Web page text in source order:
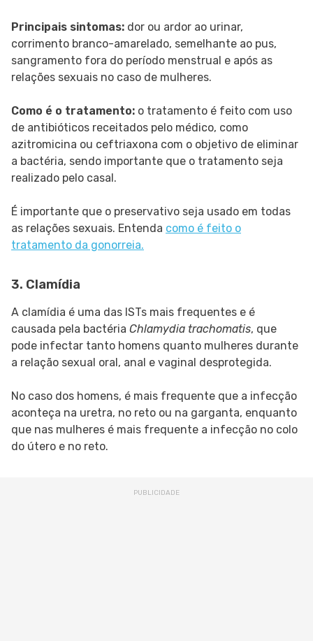
Principais sintomas: dor ou ardor ao urinar,
corrimento branco-amarelado, semelhante ao pus,
sangramento fora do período menstrual e após as
relações sexuais no caso de mulheres.
Como é o tratamento: o tratamento é feito com uso
de antibióticos receitados pelo médico, como
azitromicina ou ceftriaxona com o objetivo de eliminar
a bactéria, sendo importante que o tratamento seja
realizado pelo casal.
É importante que o preservativo seja usado em todas
as relações sexuais. Entenda como é feito o
tratamento da gonorreia.
3. Clamídia
A clamídia é uma das ISTs mais frequentes e é
causada pela bactéria Chlamydia trachomatis, que
pode infectar tanto homens quanto mulheres durante
a relação sexual oral, anal e vaginal desprotegida.
No caso dos homens, é mais frequente que a infecção
aconteça na uretra, no reto ou na garganta, enquanto
que nas mulheres é mais frequente a infecção no colo
do útero e no reto.